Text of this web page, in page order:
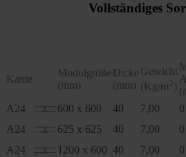
Vollständiges
Kante
Modulgröße
(mm)
Dicke
(mm)
Gewicht
(Kg/m2 )
A24
600 x 600 40 7,00
0
A24
625 x 625 40 7,00
0
A24
1200 x 600 40 7,00
0